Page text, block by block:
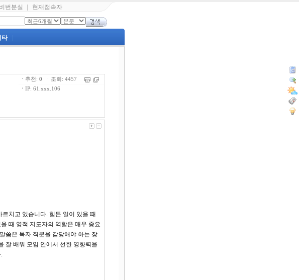
비번분실 현재접속자
타
ㆍ추천: 0 ㆍ조회: 4457
ㆍ IP: 61.xxx.106
치고 있습니다. 힘든 일이 있을 때
때 영적 지도자의 역할은 매우 중요
씀은 목자 직분을 감당해야 하는 장
잘 배워 모임 안에서 선한 영향력을